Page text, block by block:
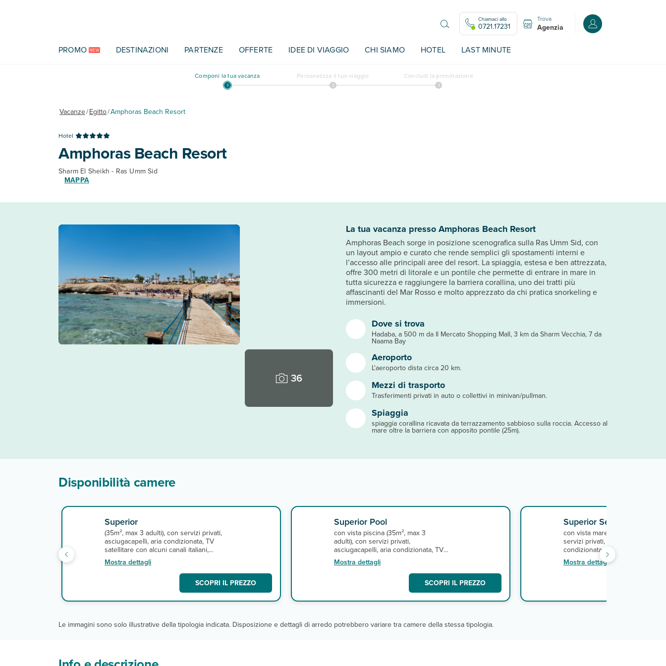
Chiamaci allo
0721.17231
Trova
Agenzia Accedi o registrati
PROMO NEW DESTINAZIONI PARTENZE OFFERTE IDEE DI VIAGGIO CHI SIAMO HOTEL LAST MINUTE
Componi la tua vacanza Personalizza il tuo viaggio Concludi la prenotazione
Vacanze/Egitto/Amphoras Beach Resort
Hotel
Amphoras Beach Resort
Sharm El Sheikh - Ras Umm Sid
MAPPA
36
Dove si trova
Hadaba, a 500 m da Il Mercato Shopping Mall, 3 km da Sharm Vecchia, 7 da
Naama Bay
Aeroporto
L'aeroporto dista circa 20 km.
Mezzi di trasporto
Trasferimenti privati in auto o collettivi in minivan/pullman.
Spiaggia
spiaggia corallina ricavata da terrazzamento sabbioso sulla roccia. Accesso al
mare oltre la barriera con apposito pontile (25m).
La tua vacanza presso Amphoras Beach Resort
Amphoras Beach sorge in posizione scenografica sulla Ras Umm Sid, con
un layout ampio e curato che rende semplici gli spostamenti interni e
l’accesso alle principali aree del resort. La spiaggia, estesa e ben attrezzata,
offre 300 metri di litorale e un pontile che permette di entrare in mare in
tutta sicurezza e raggiungere la barriera corallina, uno dei tratti più
affascinanti del Mar Rosso e molto apprezzato da chi pratica snorkeling e
immersioni.
Disponibilità camere
Superior
(35m², max 3 adulti), con servizi privati,
asciugacapelli, aria condizionata, TV
satellitare con alcuni canali italiani,
minifrigo, e connessione wi-fi gratuita.
A pagamento, minibar.
Mostra dettagli
SCOPRI IL PREZZO
Superior Pool
con vista piscina (35m², max 3
adulti), con servizi privati,
asciugacapelli, aria condizionata, TV
satellitare con alcuni canali italiani,
minifrigo, e connessione wi-fi gratuita.
Mostra dettagli
SCOPRI IL PREZZO
Superior Sea View
con vista mare (35m², max 3
servizi privati, asciugacapelli, aria
condizionata, TV satellitare con
canali italiani, minifrigo, e
wi-fi gratuita. A pagamento,
Mostra dettagli
Le immagini sono solo illustrative della tipologia indicata. Disposizione e dettagli di arredo potrebbero variare tra camere della stessa tipologia.